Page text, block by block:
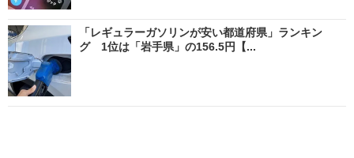
「レギュラーガソリンが安い都道府県」ランキン
グ 1位は「岩手県」の156.5円【...